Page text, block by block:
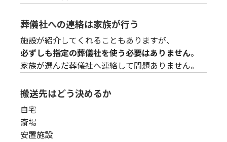
葬儀社への連絡は家族が行う
施設が紹介してくれることもありますが、
必ずしも指定の葬儀社を使う必要はありません。
家族が選んだ葬儀社へ連絡して問題ありません。
搬送先はどう決めるか
自宅
斎場
安置施設